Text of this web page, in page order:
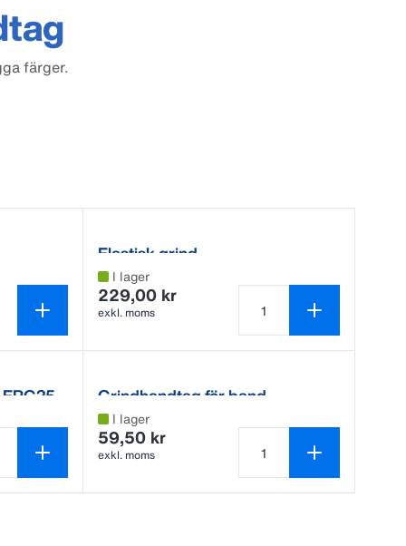
färger.
Elastisk grind
I lager
229,00 kr
exkl. moms
Antal produkter är 1
produkter är 1
Grindhandtag för band
I lager
59,50 kr
exkl. moms
Antal produkter är 1